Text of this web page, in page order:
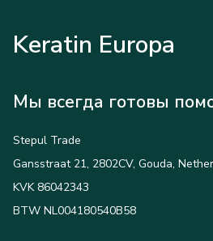
Keratin Europa
Мы всегда готовы
Stepul Trade
Gansstraat 21, 2802CV, Gouda,
KVK 86042343
BTW NL004180540B58